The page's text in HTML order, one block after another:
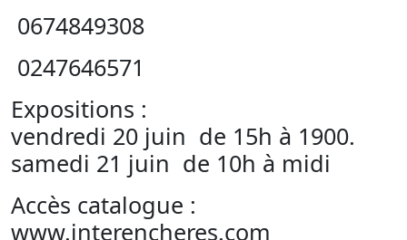
0674849308
0247646571
Expositions :
vendredi 20 juin de 15h à 1900.
samedi 21 juin de 10h à midi
Accès catalogue :
www.interencheres.com